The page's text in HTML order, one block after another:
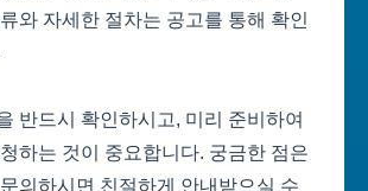
와 자세한 절차는 공고를 통해 확인
반드시 확인하시고, 미리 준비하여
하는 것이 중요합니다. 궁금한 점은
의하시면 친절하게 안내받으실 수